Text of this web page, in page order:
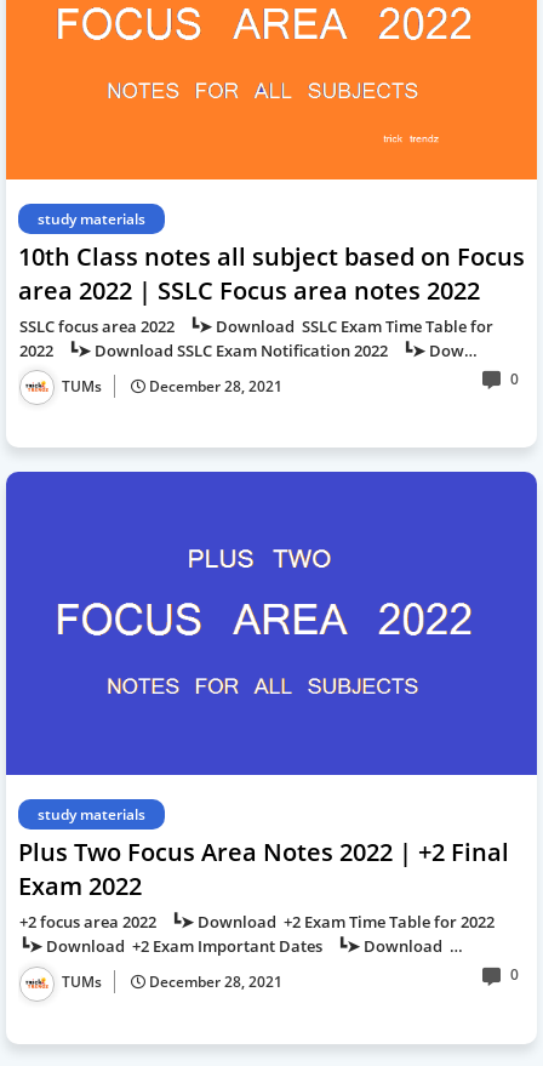
study materials
10th Class notes all subject based on Focus
area 2022 | SSLC Focus area notes 2022
SSLC focus area 2022 ┗➤ Download SSLC Exam Time Table for
2022 ┗➤ Download SSLC Exam Notification 2022 ┗➤ Dow…
TUMs December 28, 2021 0
study materials
Plus Two Focus Area Notes 2022 | +2 Final
Exam 2022
+2 focus area 2022 ┗➤ Download +2 Exam Time Table for 2022
┗➤ Download +2 Exam Important Dates ┗➤ Download …
TUMs December 28, 2021 0